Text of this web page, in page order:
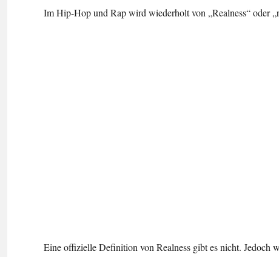
Im Hip-Hop und Rap wird wiederholt von „Realness“ oder
Eine offizielle Definition von Realness gibt es nicht. Jedoch